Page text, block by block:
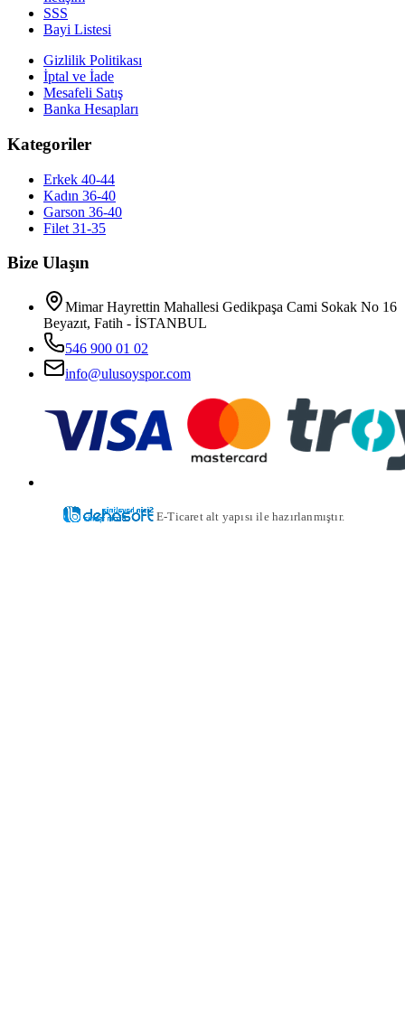
SSS
Bayi Listesi
Gizlilik Politikası
İptal ve İade
Mesafeli Satış
Banka Hesapları
Kategoriler
Erkek 40-44
Kadın 36-40
Garson 36-40
Filet 31-35
Bize Ulaşın
Mimar Hayrettin Mahallesi Gedikpaşa Cami Sokak No 16
Beyazıt, Fatih - İSTANBUL
546 900 01 02
info@ulusoyspor.com
E-Ticaret alt yapısı ile hazırlanmıştır.